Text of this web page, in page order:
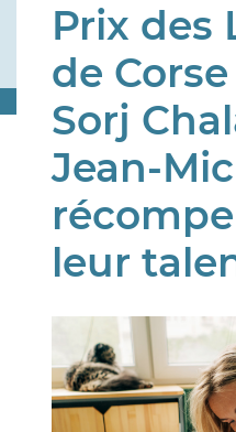
Prix des
de
Sorj
Jean-
leur